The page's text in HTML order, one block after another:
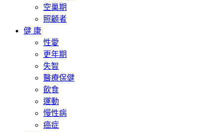
空巢期
照顧者
健 康
性愛
更年期
失智
醫療保健
飲食
運動
慢性病
癌症